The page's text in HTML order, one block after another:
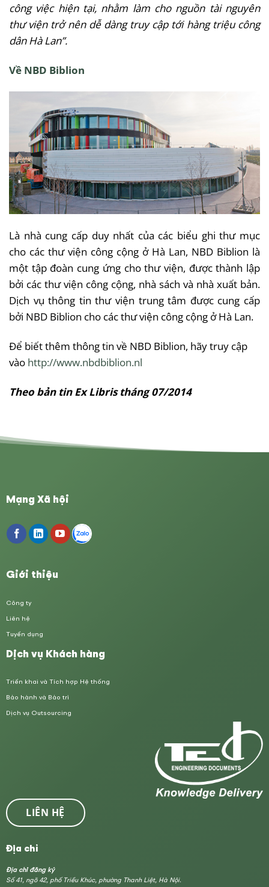
công việc hiện tại, nhằm làm cho nguồn tài nguyên
thư viện trở nên dễ dàng truy cập tới hàng triệu công
dân Hà Lan”.
Về NBD Biblion
Là nhà cung cấp duy nhất của các biểu ghi thư mục
cho các thư viện công cộng ở Hà Lan, NBD Biblion là
một tập đoàn cung ứng cho thư viện, được thành lập
bởi các thư viện công cộng, nhà sách và nhà xuất bản.
Dịch vụ thông tin thư viện trung tâm được cung cấp
bởi NBD Biblion cho các thư viện công cộng ở Hà Lan.
Để biết thêm thông tin về NBD Biblion, hãy truy cập
vào http://www.nbdbiblion.nl
Theo bản tin Ex Libris tháng 07/2014
Mạng Xã hội
Giới thiệu
Công ty
Liên hệ
Tuyển dụng
Dịch vụ Khách hàng
Triển khai và Tích hợp Hệ thống
Bảo hành và Bảo trì
Dịch vụ Outsourcing
LIÊN HỆ
Địa chỉ
Địa chỉ đăng ký
Số 41, ngõ 42, phố Triều Khúc, phường Thanh Liệt, Hà Nội.